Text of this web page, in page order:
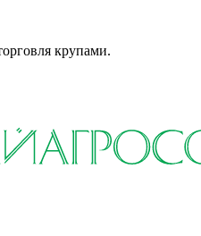
крупами.